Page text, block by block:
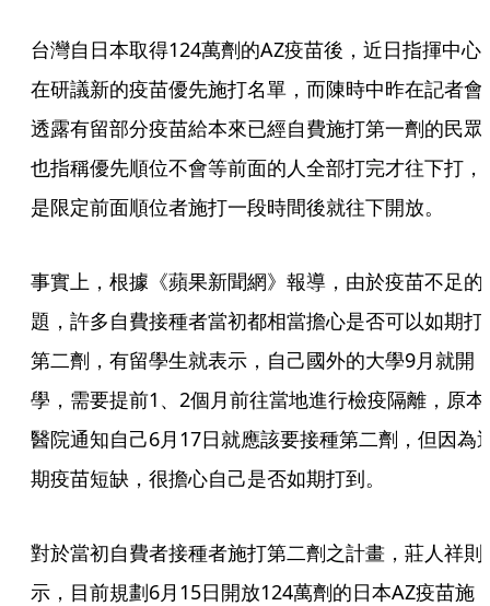
台灣自日本取得124萬劑的AZ疫苗後，近日指揮中心
在研議新的疫苗優先施打名單，而陳時中昨在記者會
透露有留部分疫苗給本來已經自費施打第一劑的民眾
也指稱優先順位不會等前面的人全部打完才往下打，
是限定前面順位者施打一段時間後就往下開放。
事實上，根據《蘋果新聞網》報導，由於疫苗不足的
題，許多自費接種者當初都相當擔心是否可以如期打
第二劑，有留學生就表示，自己國外的大學9月就開
學，需要提前1、2個月前往當地進行檢疫隔離，原本
醫院通知自己6月17日就應該要接種第二劑，但因為
期疫苗短缺，很擔心自己是否如期打到。
對於當初自費者接種者施打第二劑之計畫，莊人祥則
示，目前規劃6月15日開放124萬劑的日本AZ疫苗施